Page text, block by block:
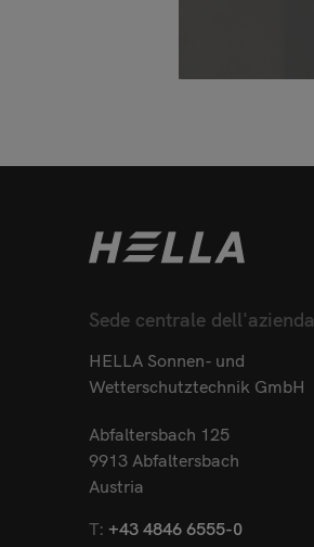
Sede centrale dell'azienda
HELLA Sonnen- und
Wetterschutztechnik GmbH
Abfaltersbach 125
9913 Abfaltersbach
Austria
T: +43 4846 6555-0